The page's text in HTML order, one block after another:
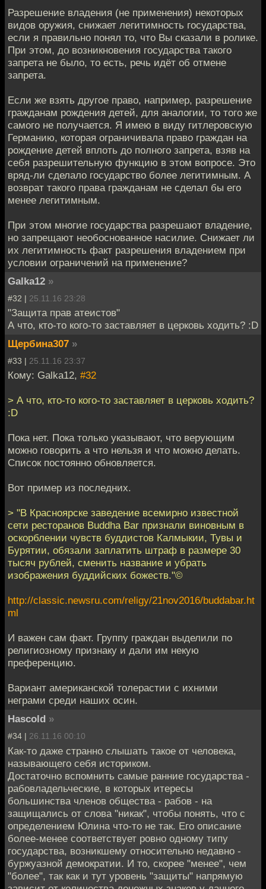
Разрешение владения (не применения) некоторых
видов оружия, снижает легитимность государства,
если я правильно понял то, что Вы сказали в ролике.
При этом, до возникновения государства такого
запрета не было, то есть, речь идёт об отмене
запрета.
Если же взять другое право, например, разрешение
гражданам рождения детей, для аналогии, то того же
самого не получается. Я имею в виду гитлеровскую
Германию, которая ограничивала право граждан на
рождение детей вплоть до полного запрета, взяв на
себя разрешительную функцию в этом вопросе. Это
вряд-ли сделало государство более легитимным. А
возврат такого права гражданам не сделал бы его
менее легитимным.
При этом многие государства разрешают владение,
но запрещают необоснованное насилие. Снижает ли
их легитимность факт разрешения владением при
условии ограничений на применение?
Galka12 »
#32 | 25.11.16 23:28
"Защита прав атеистов"
А что, кто-то кого-то заставляет в церковь ходить? :D
Щербина307 »
#33 | 25.11.16 23:37
Кому: Galka12, #32
> А что, кто-то кого-то заставляет в церковь ходить?
:D
Пока нет. Пока только указывают, что верующим
можно говорить а что нельзя и что можно делать.
Список постоянно обновляется.
Вот пример из последних.
> "В Красноярске заведение всемирно известной
сети ресторанов Buddha Bar признали виновным в
оскорблении чувств буддистов Калмыкии, Тувы и
Бурятии, обязали заплатить штраф в размере 30
тысяч рублей, сменить название и убрать
изображения буддийских божеств."©
http://classic.newsru.com/religy/21nov2016/buddabar.ht
ml
И важен сам факт. Группу граждан выделили по
религиозному признаку и дали им некую
преференцию.
Вариант американской толерастии с ихними
неграми среди наших осин.
Hascold »
#34 | 26.11.16 00:10
Как-то даже странно слышать такое от человека,
называющего себя историком.
Достаточно вспомнить самые ранние государства -
рабовладельческие, в которых итересы
большинства членов общества - рабов - на
защищались от слова "никак", чтобы понять, что с
определением Юлина что-то не так. Его описание
более-менее соответствует ровно одному типу
государства, возникшему относительно недавно -
буржуазной демократии. И то, скорее "менее", чем
"более", так как и тут уровень "защиты" напрямую